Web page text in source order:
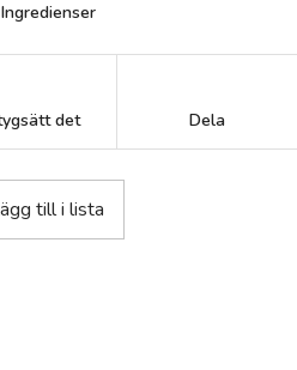
Ingredienser
det Dela
till i lista